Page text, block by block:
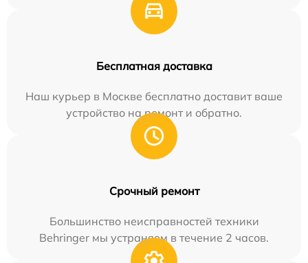
Бесплатная доставка
Наш курьер в Москве бесплатно доставит ваше
устройство на ремонт и обратно.
Срочный ремонт
Большинство неисправностей техники
Behringer мы устраняем в течение 2 часов.